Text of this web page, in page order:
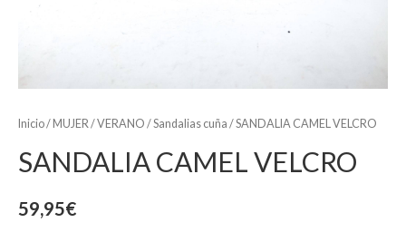
Inicio/ MUJER /VERANO /Sandalias cuña / SANDALIA CAMEL VELCRO
SANDALIA CAMEL VELCRO
59,95€